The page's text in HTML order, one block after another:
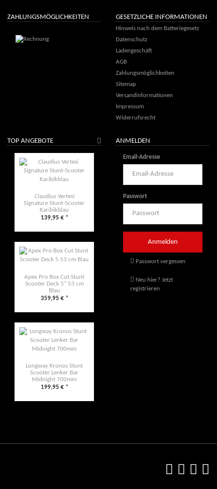
ZAHLUNGSMÖGLICHKEITEN GESETZLICHE INFORMATIONEN
Hinweis nach dem Batteriegesetz
Datenschutz
Ladengeschäft
AGB
Zahlungsmöglichkeiten
Sitemap
Versandinformationen
Impressum
Widerrufsrecht
TOP ANGEBOTE
Claudius Vertesi
Signature Stunt-Scooter
Karibikblau
139,95 € *
Apex Pro Box Cut Stunt
Scooter Deck 5" 53 cm
Blau
359,95 € *
Longway Kronos Stunt
Scooter Lenker Bar
Midnight 700mm
199,95 € *
ANMELDEN
Email-Adresse
Passwort
Passwort vergessen
Neu hier? Jetzt
registrieren